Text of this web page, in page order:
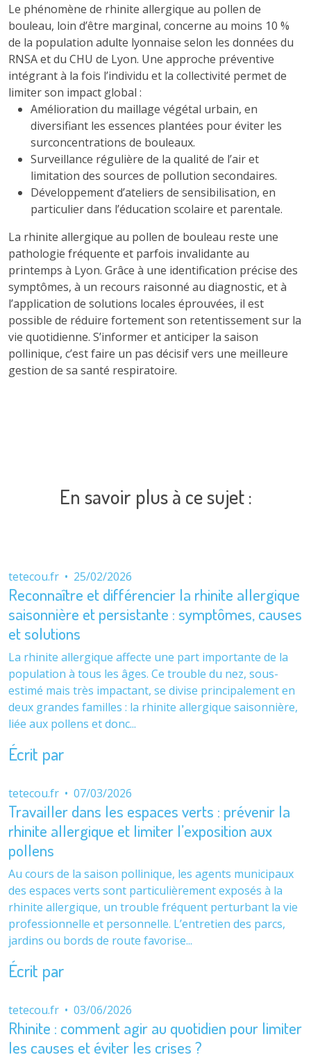
Le phénomène de rhinite allergique au pollen de
bouleau, loin d’être marginal, concerne au moins 10 %
de la population adulte lyonnaise selon les données du
RNSA et du CHU de Lyon. Une approche préventive
intégrant à la fois l’individu et la collectivité permet de
limiter son impact global :
Amélioration du maillage végétal urbain, en
diversifiant les essences plantées pour éviter les
surconcentrations de bouleaux.
Surveillance régulière de la qualité de l’air et
limitation des sources de pollution secondaires.
Développement d’ateliers de sensibilisation, en
particulier dans l’éducation scolaire et parentale.
La rhinite allergique au pollen de bouleau reste une
pathologie fréquente et parfois invalidante au
printemps à Lyon. Grâce à une identification précise des
symptômes, à un recours raisonné au diagnostic, et à
l’application de solutions locales éprouvées, il est
possible de réduire fortement son retentissement sur la
vie quotidienne. S’informer et anticiper la saison
pollinique, c’est faire un pas décisif vers une meilleure
gestion de sa santé respiratoire.
En savoir plus à ce sujet :
tetecou.fr • 25/02/2026
Reconnaître et différencier la rhinite allergique
saisonnière et persistante : symptômes, causes
et solutions
La rhinite allergique affecte une part importante de la
population à tous les âges. Ce trouble du nez, sous-
estimé mais très impactant, se divise principalement en
deux grandes familles : la rhinite allergique saisonnière,
liée aux pollens et donc...
Écrit par
tetecou.fr • 07/03/2026
Travailler dans les espaces verts : prévenir la
rhinite allergique et limiter l’exposition aux
pollens
Au cours de la saison pollinique, les agents municipaux
des espaces verts sont particulièrement exposés à la
rhinite allergique, un trouble fréquent perturbant la vie
professionnelle et personnelle. L’entretien des parcs,
jardins ou bords de route favorise...
Écrit par
tetecou.fr • 03/06/2026
Rhinite : comment agir au quotidien pour limiter
les causes et éviter les crises ?